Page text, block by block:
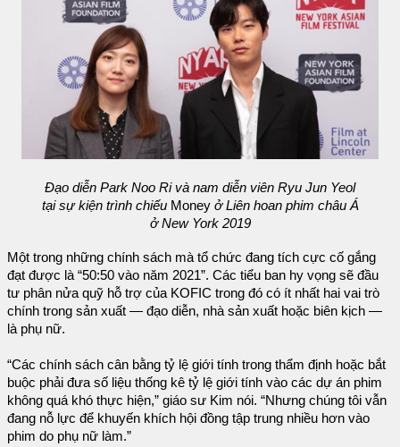
Đạo diễn Park Noo Ri và nam diễn viên Ryu Jun Yeol
tại sự kiện trình chiếuMoney ở Liên hoan phim châu Á
ở New York 2019
Một trong những chính sách mà tổ chức đang tích cực cố gắng
đạt được là “50:50 vào năm 2021”. Các tiểu ban hy vọng sẽ đầu
tư phân nửa quỹ hỗ trợ của KOFIC trong đó có ít nhất hai vai trò
chính trong sản xuất — đạo diễn, nhà sản xuất hoặc biên kịch —
là phụ nữ.
“Các chính sách cân bằng tỷ lệ giới tính trong thẩm định hoặc bắt
buộc phải đưa số liệu thống kê tỷ lệ giới tính vào các dự án phim
không quá khó thực hiện,” giáo sư Kim nói. “Nhưng chúng tôi vẫn
đang nỗ lực để khuyến khích hội đồng tập trung nhiều hơn vào
phim do phụ nữ làm.”